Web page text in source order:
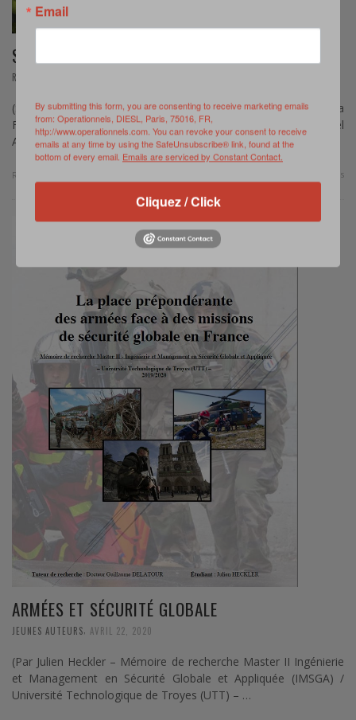
SÉCURITÉ CIVILE : LE RÔLE DE LA FARN
REVUE DE PRESSE
(Source : L’Usine Nouvelle – Aurélie Barbaux) – Aux côtés de la
Force d’action rapide du nucléaire d’EDF, en exercice à Paluel
Après la catastrophe …
Read more 0 Comments
ARMÉES ET SÉCURITÉ GLOBALE
JEUNES AUTEURS AVRIL 22, 2020
(Par Julien Heckler – Mémoire de recherche Master II Ingénierie
et Management en Sécurité Globale et Appliquée (IMSGA) /
Université Technologique de Troyes (UTT) – …
Email
By submitting this form, you are consenting to receive marketing emails
from: Operationnels, DIESL, Paris, 75016, FR,
http://www.operationnels.com. You can revoke your consent to receive
emails at any time by using the SafeUnsubscribe® link, found at the
bottom of every email. Emails are serviced by Constant Contact.
Cliquez / Click